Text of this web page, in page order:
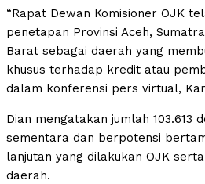
“Rapat Dewan Komisioner OJK
penetapan Provinsi Aceh,
Barat sebagai daerah yang
khusus terhadap kredit atau
dalam konferensi pers virtual,
Dian mengatakan jumlah 103.613
sementara dan berpotensi
lanjutan yang dilakukan OJK
daerah.